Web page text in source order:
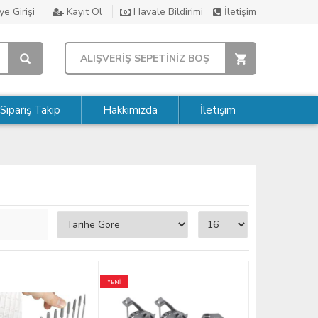
Girişi Kayıt Ol Havale Bildirimi İletişim
ALIŞVERİŞ SEPETİNİZ BOŞ
Sipariş Takip Hakkımızda İletişim
YENİ